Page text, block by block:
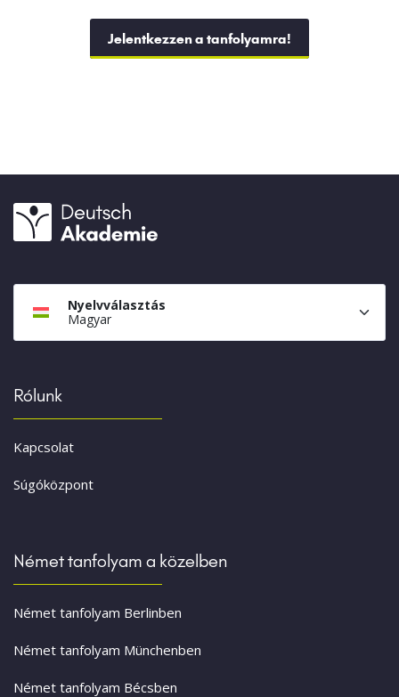
Jelentkezzen a tanfolyamra!
Nyelvválasztás
Magyar
Rólunk
Kapcsolat
Súgóközpont
Német tanfolyam a közelben
Német tanfolyam Berlinben
Német tanfolyam Münchenben
Német tanfolyam Bécsben